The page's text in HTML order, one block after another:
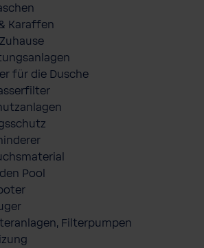
Karaffen
für die Dusche
Pool
Filterpumpen